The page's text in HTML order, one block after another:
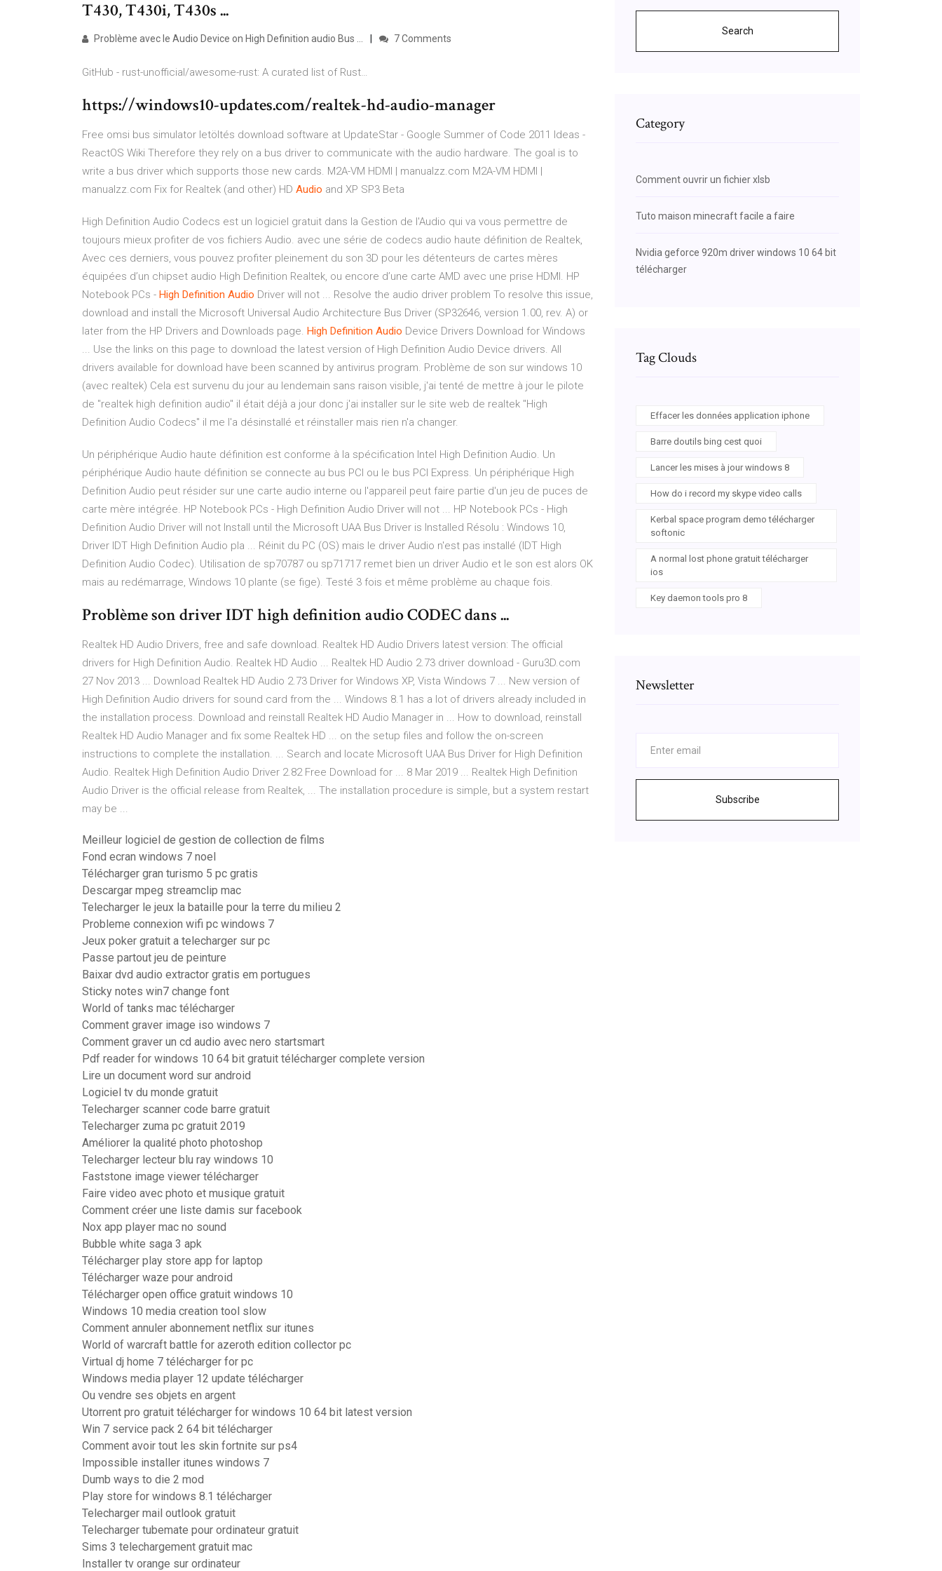
T430, T430i, T430s ...
Problème avec le Audio Device on High Definition audio Bus ... 7 Comments
GitHub - rust-unofficial/awesome-rust: A curated list of Rust…
https://windows10-updates.com/realtek-hd-audio-manager
Free omsi bus simulator letöltés download software at UpdateStar - Google Summer of Code 2011 Ideas -
ReactOS Wiki Therefore they rely on a bus driver to communicate with the audio hardware. The goal is to
write a bus driver which supports those new cards. M2A-VM HDMI | manualzz.com M2A-VM HDMI |
manualzz.com Fix for Realtek (and other) HD Audio and XP SP3 Beta
High Definition Audio Codecs est un logiciel gratuit dans la Gestion de l'Audio qui va vous permettre de
toujours mieux profiter de vos fichiers Audio. avec une série de codecs audio haute définition de Realtek,
Avec ces derniers, vous pouvez profiter pleinement du son 3D pour les détenteurs de cartes mères
équipées d’un chipset audio High Definition Realtek, ou encore d’une carte AMD avec une prise HDMI. HP
Notebook PCs - High Definition Audio Driver will not ... Resolve the audio driver problem To resolve this issue,
download and install the Microsoft Universal Audio Architecture Bus Driver (SP32646, version 1.00, rev. A) or
later from the HP Drivers and Downloads page. High Definition Audio Device Drivers Download for Windows
... Use the links on this page to download the latest version of High Definition Audio Device drivers. All
drivers available for download have been scanned by antivirus program. Problème de son sur windows 10
(avec realtek) Cela est survenu du jour au lendemain sans raison visible, j'ai tenté de mettre à jour le pilote
de "realtek high definition audio" il était déjà a jour donc j'ai installer sur le site web de realtek "High
Definition Audio Codecs" il me l'a désinstallé et réinstaller mais rien n'a changer.
Un périphérique Audio haute définition est conforme à la spécification Intel High Definition Audio. Un
périphérique Audio haute définition se connecte au bus PCI ou le bus PCI Express. Un périphérique High
Definition Audio peut résider sur une carte audio interne ou l'appareil peut faire partie d'un jeu de puces de
carte mère intégrée. HP Notebook PCs - High Definition Audio Driver will not ... HP Notebook PCs - High
Definition Audio Driver will not Install until the Microsoft UAA Bus Driver is Installed Résolu : Windows 10,
Driver IDT High Definition Audio pla ... Réinit du PC (OS) mais le driver Audio n'est pas installé (IDT High
Definition Audio Codec). Utilisation de sp70787 ou sp71717 remet bien un driver Audio et le son est alors OK
mais au redémarrage, Windows 10 plante (se fige). Testé 3 fois et même problème au chaque fois.
Problème son driver IDT high definition audio CODEC dans ...
Realtek HD Audio Drivers, free and safe download. Realtek HD Audio Drivers latest version: The official
drivers for High Definition Audio. Realtek HD Audio ... Realtek HD Audio 2.73 driver download - Guru3D.com
27 Nov 2013 ... Download Realtek HD Audio 2.73 Driver for Windows XP, Vista Windows 7 ... New version of
High Definition Audio drivers for sound card from the ... Windows 8.1 has a lot of drivers already included in
the installation process. Download and reinstall Realtek HD Audio Manager in ... How to download, reinstall
Realtek HD Audio Manager and fix some Realtek HD ... on the setup files and follow the on-screen
instructions to complete the installation. ... Search and locate Microsoft UAA Bus Driver for High Definition
Audio. Realtek High Definition Audio Driver 2.82 Free Download for ... 8 Mar 2019 ... Realtek High Definition
Audio Driver is the official release from Realtek, ... The installation procedure is simple, but a system restart
may be ...
Meilleur logiciel de gestion de collection de films
Fond ecran windows 7 noel
Télécharger gran turismo 5 pc gratis
Descargar mpeg streamclip mac
Telecharger le jeux la bataille pour la terre du milieu 2
Probleme connexion wifi pc windows 7
Jeux poker gratuit a telecharger sur pc
Passe partout jeu de peinture
Baixar dvd audio extractor gratis em portugues
Sticky notes win7 change font
World of tanks mac télécharger
Comment graver image iso windows 7
Comment graver un cd audio avec nero startsmart
Pdf reader for windows 10 64 bit gratuit télécharger complete version
Lire un document word sur android
Logiciel tv du monde gratuit
Telecharger scanner code barre gratuit
Telecharger zuma pc gratuit 2019
Améliorer la qualité photo photoshop
Telecharger lecteur blu ray windows 10
Faststone image viewer télécharger
Faire video avec photo et musique gratuit
Comment créer une liste damis sur facebook
Nox app player mac no sound
Bubble white saga 3 apk
Télécharger play store app for laptop
Télécharger waze pour android
Télécharger open office gratuit windows 10
Windows 10 media creation tool slow
Comment annuler abonnement netflix sur itunes
World of warcraft battle for azeroth edition collector pc
Virtual dj home 7 télécharger for pc
Windows media player 12 update télécharger
Ou vendre ses objets en argent
Utorrent pro gratuit télécharger for windows 10 64 bit latest version
Win 7 service pack 2 64 bit télécharger
Comment avoir tout les skin fortnite sur ps4
Impossible installer itunes windows 7
Dumb ways to die 2 mod
Play store for windows 8.1 télécharger
Telecharger mail outlook gratuit
Telecharger tubemate pour ordinateur gratuit
Sims 3 telechargement gratuit mac
Installer tv orange sur ordinateur
Search
Category
Comment ouvrir un fichier xlsb
Tuto maison minecraft facile a faire
Nvidia geforce 920m driver windows 10 64 bit
télécharger
Tag Clouds
Effacer les données application iphone
Barre doutils bing cest quoi
Lancer les mises à jour windows 8
How do i record my skype video calls
Kerbal space program demo télécharger
softonic
A normal lost phone gratuit télécharger
ios
Key daemon tools pro 8
Newsletter
Subscribe